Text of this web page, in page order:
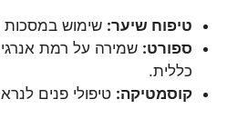
טיפוח שיער: שימוש במסכות
ספורט: שמירה על רמת
כללית.
קוסמטיקה: טיפולי פנים